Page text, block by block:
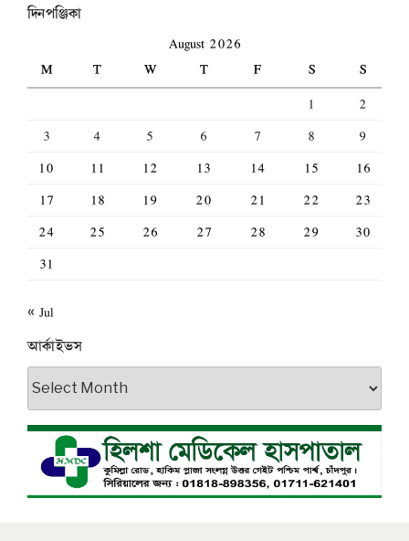
দিনপঞ্জিকা
August 2026
M
T W T F S
S
1
2
3
4 5 6 7 8
9
10
11 12 13 14 15
16
17
18 19 20 21 22
23
24
25 26 27 28 29
30
31
« Jul
আর্কাইভস
আর্কাইভস